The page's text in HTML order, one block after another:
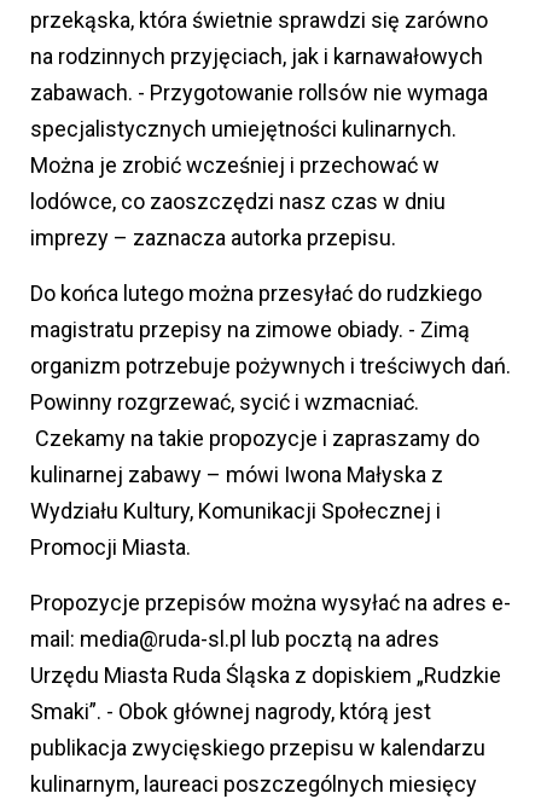
przekąska, która świetnie sprawdzi się zarówno
na rodzinnych przyjęciach, jak i karnawałowych
zabawach. - Przygotowanie rollsów nie wymaga
specjalistycznych umiejętności kulinarnych.
Można je zrobić wcześniej i przechować w
lodówce, co zaoszczędzi nasz czas w dniu
imprezy – zaznacza autorka przepisu.
Do końca lutego można przesyłać do rudzkiego
magistratu przepisy na zimowe obiady. - Zimą
organizm potrzebuje pożywnych i treściwych dań.
Powinny rozgrzewać, sycić i wzmacniać.
Czekamy na takie propozycje i zapraszamy do
kulinarnej zabawy – mówi Iwona Małyska z
Wydziału Kultury, Komunikacji Społecznej i
Promocji Miasta.
Propozycje przepisów można wysyłać na adres e-
mail: media@ruda-sl.pl lub pocztą na adres
Urzędu Miasta Ruda Śląska z dopiskiem „Rudzkie
Smaki”. - Obok głównej nagrody, którą jest
publikacja zwycięskiego przepisu w kalendarzu
kulinarnym, laureaci poszczególnych miesięcy